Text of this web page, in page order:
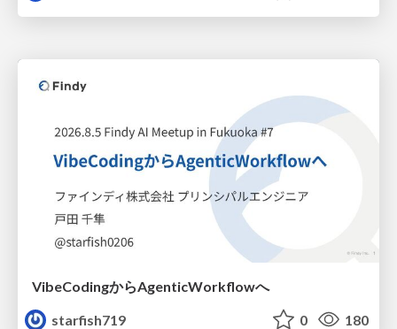
VibeCodingからAgenticWorkflowへ
starfish719
0 180